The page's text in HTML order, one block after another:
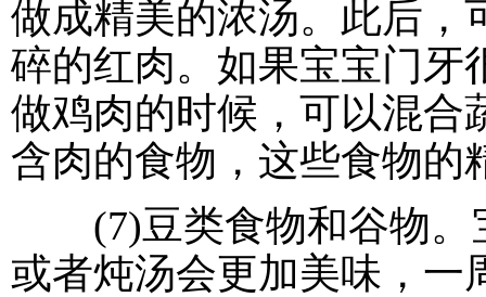
做成精美的浓汤。此后，
碎的红肉。如果宝宝门牙
做鸡肉的时候，可以混合
含肉的食物，这些食物的
(7)豆类食物和谷物。
或者炖汤会更加美味，一